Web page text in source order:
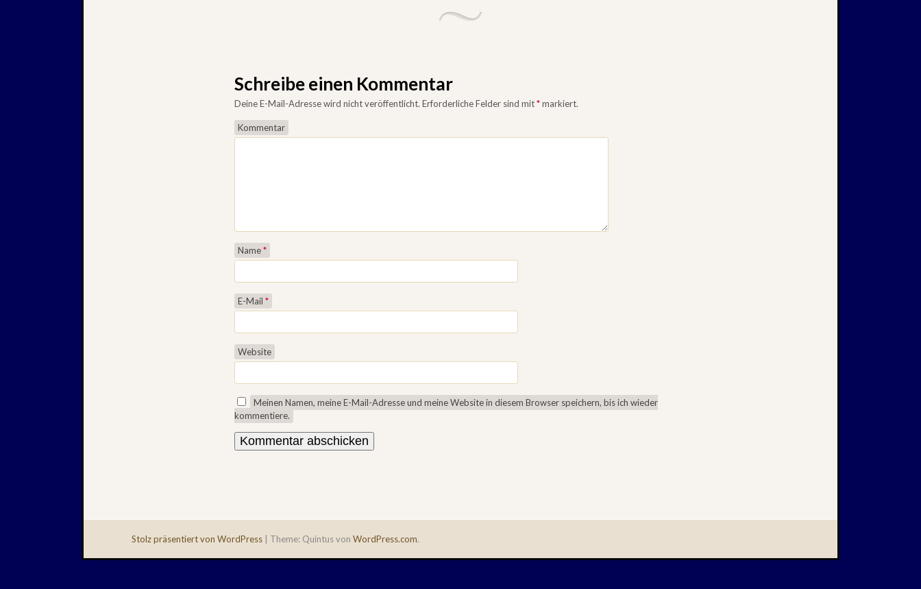
Schreibe einen Kommentar
Deine E-Mail-Adresse wird nicht veröffentlicht. Erforderliche Felder sind mit*markiert.
Kommentar
Name*
E-Mail *
Website
Meinen Namen, meine E-Mail-Adresse und meine Website in diesem Browser speichern, bis ich wieder
kommentiere.
Stolz präsentiert von WordPress Theme: Quintus von WordPress.com.